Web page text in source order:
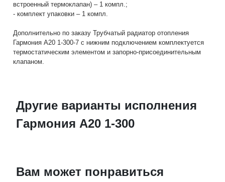
встроенный термоклапан) – 1 компл.;
- комплект упаковки – 1 компл.
Дополнительно по заказу Трубчатый радиатор отопления
Гармония А20 1-300-7 с нижним подключением комплектуется
термостатическим элементом и запорно-присоединительным
клапаном.
Другие варианты исполнения
Гармония А20 1-300
Вам может понравиться